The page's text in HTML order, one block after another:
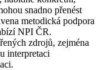
snadno přenést
metodická podpora
NPI ČR.
zdrojů, zejména
interpretaci